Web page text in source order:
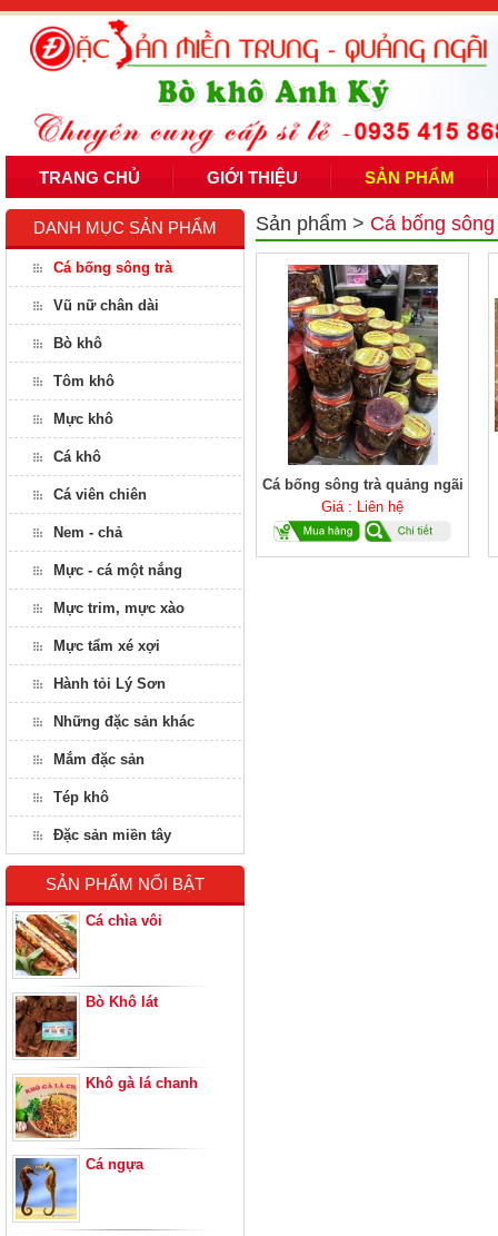
TRANG CHỦ GIỚI THIỆU SẢN PHẨM
DANH MỤC SẢN PHẨM
Cá bống sông trà
Vũ nữ chân dài
Bò khô
Tôm khô
Mực khô
Cá khô
Cá viên chiên
Nem - chả
Mực - cá một nắng
Mực trim, mực xào
Mực tẩm xé xợi
Hành tỏi Lý Sơn
Những đặc sản khác
Mắm đặc sản
Tép khô
Đặc sản miền tây
SẢN PHẨM NỔI BẬT
Cá chìa vôi
Bò Khô lát
Khô gà lá chanh
Cá ngựa
Sản phẩm > Cá bống
Cá bống sông trà quảng ngãi
Giá : Liên hệ